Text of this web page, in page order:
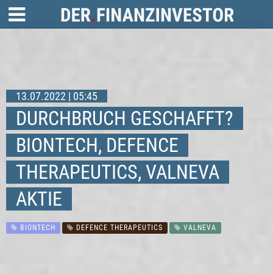
13.07.2022 | 05:45
DURCHBRUCH GESCHAFFT?
BIONTECH, DEFENCE
THERAPEUTICS, VALNEVA
AKTIE
BIONTECH DEFENCE THERAPEUTICS VALNEVA